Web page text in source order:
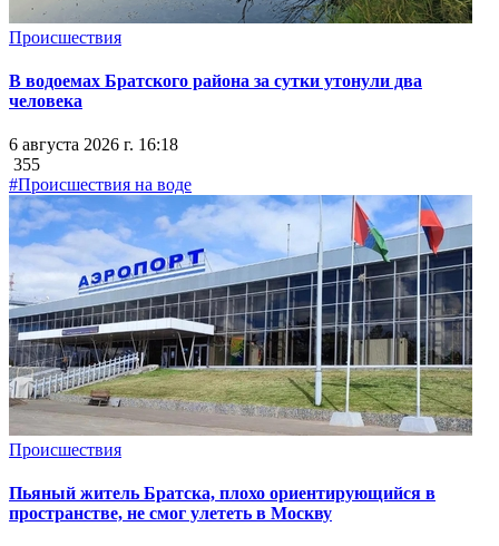
Происшествия
В водоемах Братского района за сутки утонули два
человека
6 августа 2026 г. 16:18
355
#Происшествия на воде
Происшествия
Пьяный житель Братска, плохо ориентирующийся в
пространстве, не смог улететь в Москву